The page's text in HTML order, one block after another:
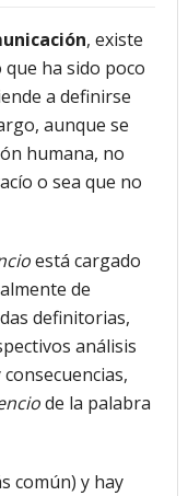
Segundo
a esta discusión?
y el riesgo
, existe
ha sido poco
a definirse
aunque se
humana, no
o sea que no
está cargado
de
definitorias,
análisis
de la palabra
común) y hay